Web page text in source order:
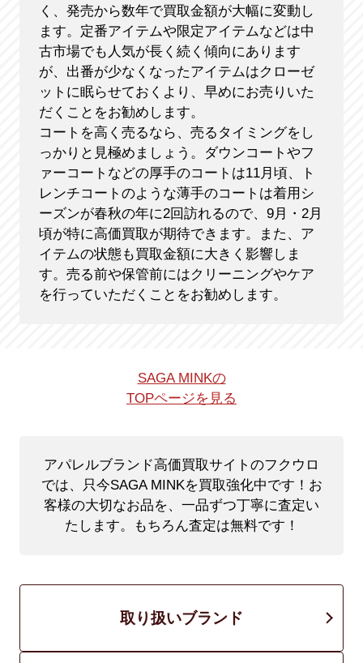
く、発売から数年で買取金額が大幅に変動し
ます。定番アイテムや限定アイテムなどは中
古市場でも人気が長く続く傾向にあります
が、出番が少なくなったアイテムはクローゼ
ットに眠らせておくより、早めにお売りいた
だくことをお勧めします。
コートを高く売るなら、売るタイミングをし
っかりと見極めましょう。ダウンコートやフ
ァーコートなどの厚手のコートは11月頃、ト
レンチコートのような薄手のコートは着用シ
ーズンが春秋の年に2回訪れるので、9月・2月
頃が特に高価買取が期待できます。また、ア
イテムの状態も買取金額に大きく影響しま
す。売る前や保管前にはクリーニングやケア
を行っていただくことをお勧めします。
SAGA MINKの
TOPページを見る
アパレルブランド高価買取サイトのフクウロ
では、只今SAGA MINKを買取強化中です！ お
客様の大切なお品を、一品ずつ丁寧に査定い
たします。もちろん査定は無料です！
取り扱いブランド